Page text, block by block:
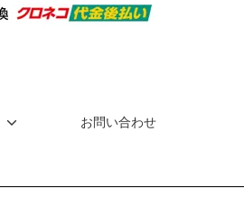
お問い合わせ